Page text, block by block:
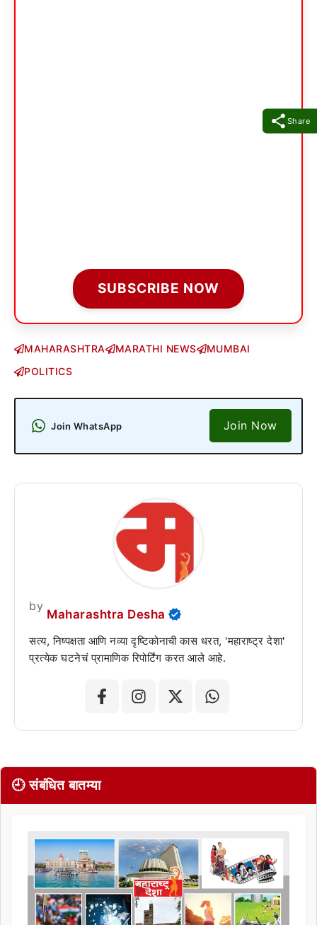
Share
SUBSCRIBE NOW
MAHARASHTRA MARATHI NEWS
MUMBAI
POLITICS
Join WhatsApp Join Now
by
Maharashtra Desha
सत्य, निष्पक्षता आणि नव्या दृष्टिकोनाची कास धरत, 'महाराष्ट्र देशा'
प्रत्येक घटनेचं प्रामाणिक रिपोर्टिंग करत आले आहे.
🕘 संबंधित बातम्या